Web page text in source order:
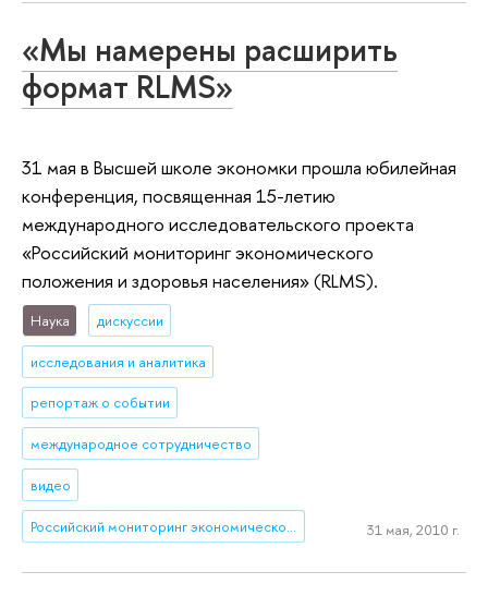
«Мы намерены расширить
формат RLMS»
31 мая в Высшей школе экономки прошла юбилейная
конференция, посвященная 15-летию
международного исследовательского проекта
«Российский мониторинг экономического
положения и здоровья населения» (RLMS).
Наука дискуссии
исследования и аналитика
репортаж о событии
международное сотрудничество
видео
Российский мониторинг экономического положения и здоровья населения (RLMS) 31 мая, 2010 г.